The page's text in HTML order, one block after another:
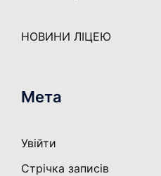
НОВИНИ ЛІЦЕЮ
Мета
Увійти
Стрічка записів